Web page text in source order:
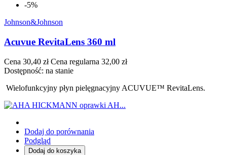
-5%
Johnson&Johnson
Acuvue RevitaLens 360 ml
Cena 30,40 zł Cena regularna 32,00 zł
Dostępność: na stanie
Wielofunkcyjny płyn pielęgnacyjny ACUVUE™ RevitaLens.
Dodaj do porównania
Podgląd
Dodaj do koszyka